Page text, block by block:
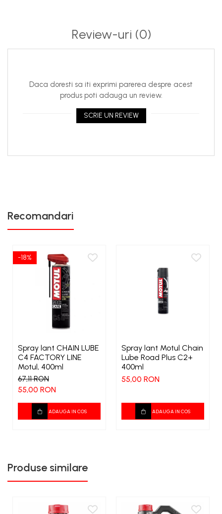
stabilitate excelentă la temperaturi ridicate și solicitări
compatibil cu motoare cu convertor catalitic (conținut
redus de sulf și fosfor)
Review-uri (0)
Daca doresti sa iti exprimi parerea despre acest
produs poti adauga un review.
SCRIE UN REVIEW
Recomandari
-18%
Spray lant CHAIN LUBE
C4 FACTORY LINE
Motul, 400ml
67,11 RON
55,00 RON
ADAUGA IN COS
Spray lant Motul Chain
Lube Road Plus C2+
400ml
55,00 RON
ADAUGA IN COS
Produse similare